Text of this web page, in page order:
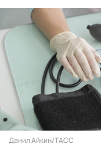
Данил Айкин/ТАСС